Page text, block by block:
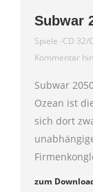
Subwar
Spiele -CD 32/
Kommentar
Subwar
Ozean ist
sich dort
zum